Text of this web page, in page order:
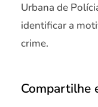
Urbana de
identificar a
crime.
Compartilhe